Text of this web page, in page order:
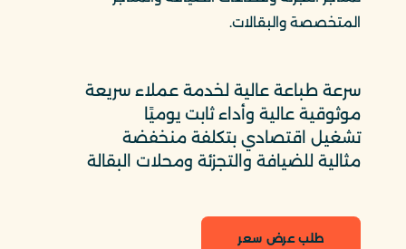
المتخصصة والبقالات.
سرعة طباعة عالية لخدمة عملاء سريعة
موثوقية عالية وأداء ثابت يوميًا
تشغيل اقتصادي بتكلفة منخفضة
مثالية للضيافة والتجزئة ومحلات البقالة
طلب عرض سعر